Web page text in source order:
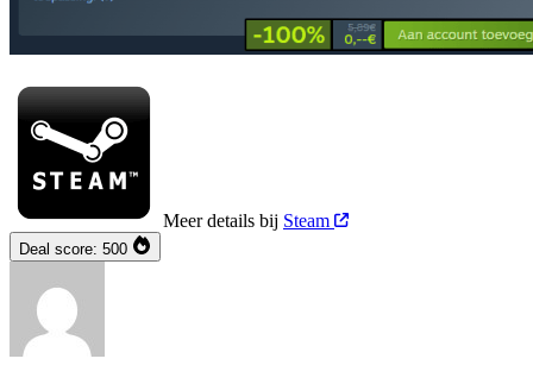
Meer details bij Steam
Deal score: 500